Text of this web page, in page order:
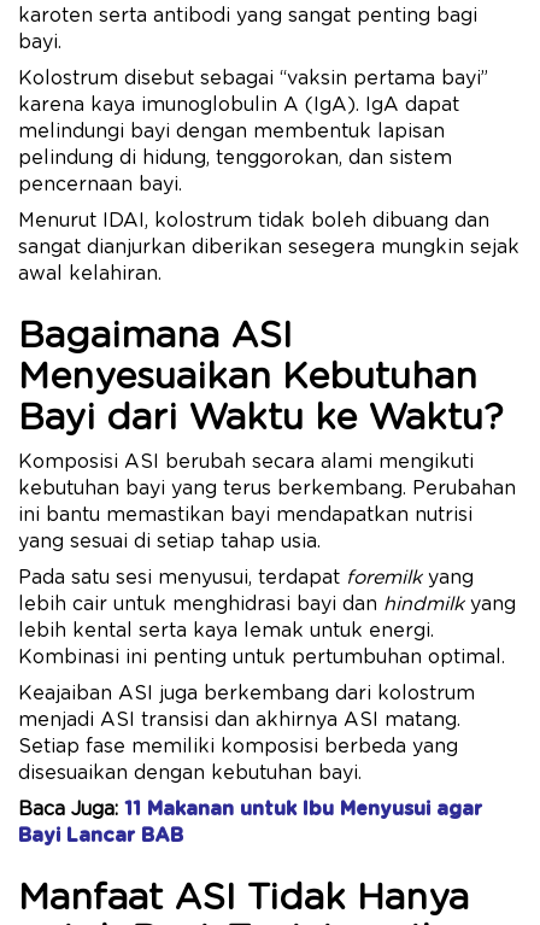
karoten serta antibodi yang sangat penting bagi
bayi.
Kolostrum disebut sebagai “vaksin pertama bayi”
karena kaya imunoglobulin A (IgA). IgA dapat
melindungi bayi dengan membentuk lapisan
pelindung di hidung, tenggorokan, dan sistem
pencernaan bayi.
Menurut IDAI, kolostrum tidak boleh dibuang dan
sangat dianjurkan diberikan sesegera mungkin sejak
awal kelahiran.
Bagaimana ASI
Menyesuaikan Kebutuhan
Bayi dari Waktu ke Waktu?
Komposisi ASI berubah secara alami mengikuti
kebutuhan bayi yang terus berkembang. Perubahan
ini bantu memastikan bayi mendapatkan nutrisi
yang sesuai di setiap tahap usia.
Pada satu sesi menyusui, terdapat foremilkyang
lebih cair untuk menghidrasi bayi dan hindmilkyang
lebih kental serta kaya lemak untuk energi.
Kombinasi ini penting untuk pertumbuhan optimal.
Keajaiban ASI juga berkembang dari kolostrum
menjadi ASI transisi dan akhirnya ASI matang.
Setiap fase memiliki komposisi berbeda yang
disesuaikan dengan kebutuhan bayi.
Baca Juga: 11 Makanan untuk Ibu Menyusui agar
Bayi Lancar BAB
Manfaat ASI Tidak Hanya